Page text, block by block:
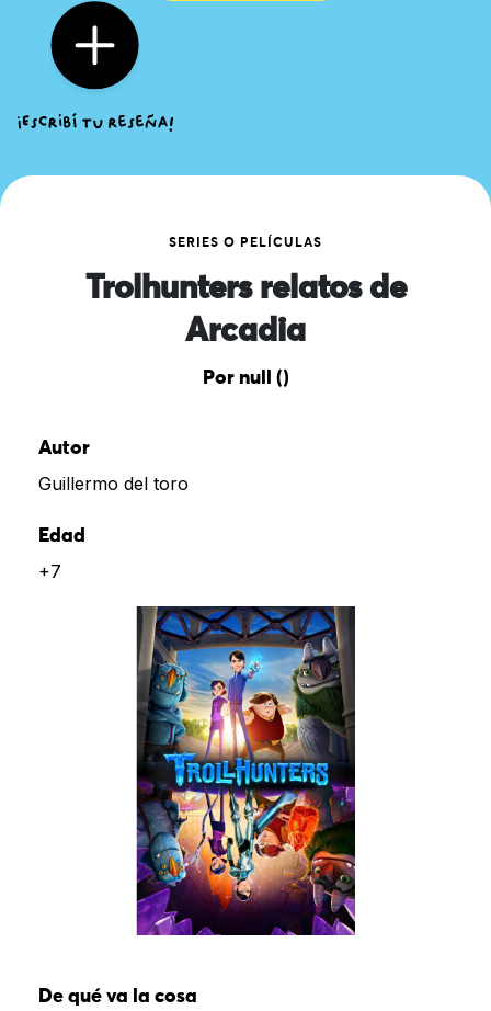
SERIES O PELÍCULAS
Trolhunters relatos de
Arcadia
Por null ()
Autor
Guillermo del toro
Edad
+7
De qué va la cosa